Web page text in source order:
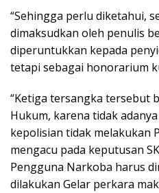
“Sehingga perlu diketahui,
dimaksudkan oleh penulis
diperuntukkan kepada
tetapi sebagai honorarium
“Ketiga tersangka tersebut
Hukum, karena tidak
kepolisian tidak melakukan
mengacu pada keputusan
Pengguna Narkoba harus
dilakukan Gelar perkara